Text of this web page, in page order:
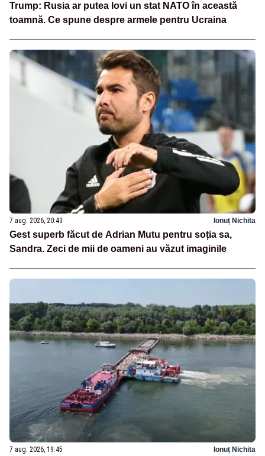
Trump: Rusia ar putea lovi un stat NATO în această
toamnă. Ce spune despre armele pentru Ucraina
7 aug. 2026, 20:43 Ionuț Nichita
Gest superb făcut de Adrian Mutu pentru soția sa,
Sandra. Zeci de mii de oameni au văzut imaginile
7 aug. 2026, 19:45 Ionuț Nichita